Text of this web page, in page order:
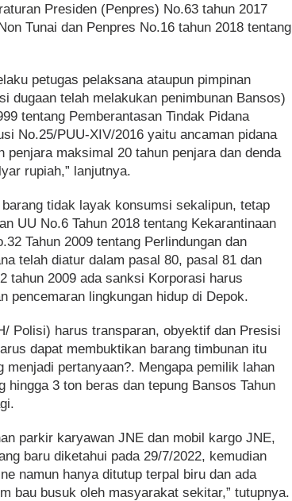
Presiden (Penpres) No.63 tahun 2017
Tunai dan Penpres No.16 tahun 2018 tentang
petugas pelaksana ataupun pimpinan
dugaan telah melakukan penimbunan Bansos)
tentang Pemberantasan Tindak Pidana
No.25/PUU-XIV/2016 yaitu ancaman pidana
maksimal 20 tahun penjara dan denda
rupiah,” lanjutnya.
tidak layak konsumsi sekalipun, tetap
UU No.6 Tahun 2018 tentang Kekarantinaan
Tahun 2009 tentang Perlindungan dan
telah diatur dalam pasal 80, pasal 81 dan
tahun 2009 ada sanksi Korporasi harus
pencemaran lingkungan hidup di Depok.
Polisi) harus transparan, obyektif dan Presisi
dapat membuktikan barang timbunan itu
pertanyaan?. Mengapa pemilik lahan
3 ton beras dan tepung Bansos Tahun
parkir karyawan JNE dan mobil kargo JNE,
baru diketahui pada 29/7/2022, kemudian
namun hanya ditutup terpal biru dan ada
bau busuk oleh masyarakat sekitar,” tutupnya.